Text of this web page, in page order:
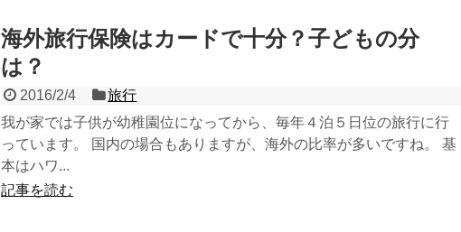
海外旅行保険はカードで十分？子どもの分
は？
2016/2/4
旅行
我が家では子供が幼稚園位になってから、毎年４泊５日位の旅行に行
っています。 国内の場合もありますが、海外の比率が多いですね。 基
本はハワ...
記事を読む